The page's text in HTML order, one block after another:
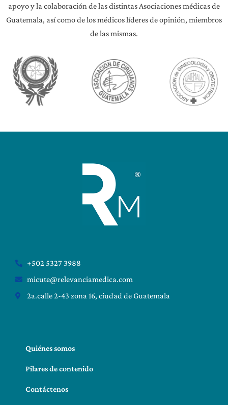
apoyo y la colaboración de las distintas Asociaciones médicas de
Guatemala, así como de los médicos líderes de opinión, miembros
de las mismas.
+502 5327 3988
micute@relevanciamedica.com
2a.calle 2-43 zona 16, ciudad de Guatemala
Quiénes somos
Pilares de contenido
Contáctenos